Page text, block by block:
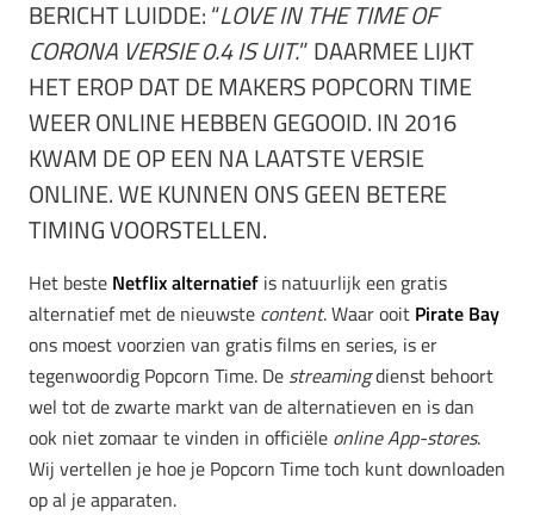
BERICHT LUIDDE: “LOVE IN THE TIME OF
CORONA VERSIE 0.4 IS UIT.” DAARMEE LIJKT
HET EROP DAT DE MAKERS POPCORN TIME
WEER ONLINE HEBBEN GEGOOID. IN 2016
KWAM DE OP EEN NA LAATSTE VERSIE
ONLINE. WE KUNNEN ONS GEEN BETERE
TIMING VOORSTELLEN.
Het beste Netflix alternatief is natuurlijk een gratis
alternatief met de nieuwste content. Waar ooit Pirate Bay
ons moest voorzien van gratis films en series, is er
tegenwoordig Popcorn Time. De streamingdienst behoort
wel tot de zwarte markt van de alternatieven en is dan
ook niet zomaar te vinden in officiële online App-stores.
Wij vertellen je hoe je Popcorn Time toch kunt downloaden
op al je apparaten.